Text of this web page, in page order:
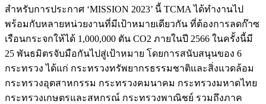
สำหรับการประกาศ ‘MISSION 2023’ นี้ TCMA ได้ทำงานไป
พร้อมกับหลายหน่วยงานที่มีเป้าหมายเดียวกัน ที่ต้องการลดก๊าซ
เรือนกระจกให้ได้ 1,000,000 ตัน CO2 ภายในปี 2566 ในครั้งนี้มี
25 พันธมิตรจับมือกันไปสู่เป้าหมาย โดยการสนับสนุนของ 6
กระทรวง ได้แก่ กระทรวงทรัพยากรธรรมชาติและสิ่งแวดล้อม
กระทรวงอุตสาหกรรม กระทรวงคมนาคม กระทรวงมหาดไทย
กระทรวงเกษตรและสหกรณ์ กระทรวงพาณิชย์ รวมถึงภาค